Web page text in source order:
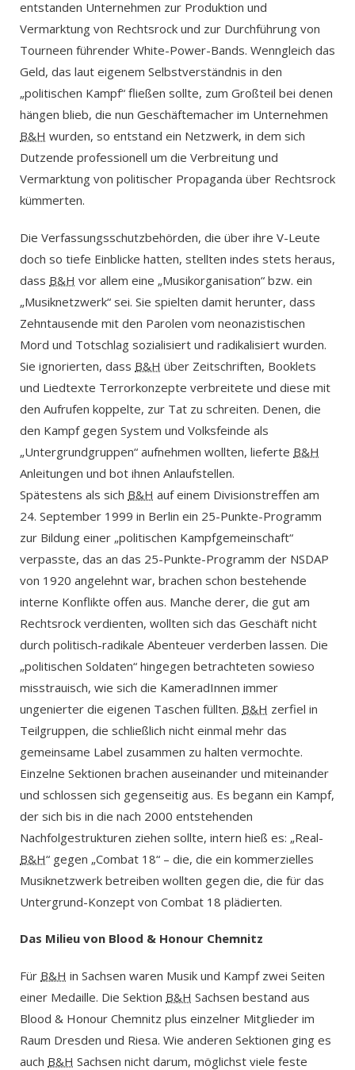
entstanden Unternehmen zur Produktion und
Vermarktung von Rechtsrock und zur Durchführung von
Tourneen führender White-Power-Bands. Wenngleich das
Geld, das laut eigenem Selbstverständnis in den
„politischen Kampf“ fließen sollte, zum Großteil bei denen
hängen blieb, die nun Geschäftemacher im Unternehmen
B&H wurden, so entstand ein Netzwerk, in dem sich
Dutzende professionell um die Verbreitung und
Vermarktung von politischer Propaganda über Rechtsrock
kümmerten.
Die Verfassungsschutzbehörden, die über ihre V-Leute
doch so tiefe Einblicke hatten, stellten indes stets heraus,
dass B&H vor allem eine „Musikorganisation“ bzw. ein
„Musiknetzwerk“ sei. Sie spielten damit herunter, dass
Zehntausende mit den Parolen vom neonazistischen
Mord und Totschlag sozialisiert und radikalisiert wurden.
Sie ignorierten, dass B&H über Zeitschriften, Booklets
und Liedtexte Terrorkonzepte verbreitete und diese mit
den Aufrufen koppelte, zur Tat zu schreiten. Denen, die
den Kampf gegen System und Volksfeinde als
„Untergrundgruppen“ aufnehmen wollten, lieferte B&H
Anleitungen und bot ihnen Anlaufstellen.
Spätestens als sich B&H auf einem Divisionstreffen am
24. September 1999 in Berlin ein 25-Punkte-Programm
zur Bildung einer „politischen Kampfgemeinschaft“
verpasste, das an das 25-Punkte-Programm der NSDAP
von 1920 angelehnt war, brachen schon bestehende
interne Konflikte offen aus. Manche derer, die gut am
Rechtsrock verdienten, wollten sich das Geschäft nicht
durch politisch-radikale Abenteuer verderben lassen. Die
„politischen Soldaten“ hingegen betrachteten sowieso
misstrauisch, wie sich die KameradInnen immer
ungenierter die eigenen Taschen füllten. B&H zerfiel in
Teilgruppen, die schließlich nicht einmal mehr das
gemeinsame Label zusammen zu halten vermochte.
Einzelne Sektionen brachen auseinander und miteinander
und schlossen sich gegenseitig aus. Es begann ein Kampf,
der sich bis in die nach 2000 entstehenden
Nachfolgestrukturen ziehen sollte, intern hieß es: „Real-
B&H“ gegen „Combat 18“ – die, die ein kommerzielles
Musiknetzwerk betreiben wollten gegen die, die für das
Untergrund-Konzept von Combat 18 plädierten.
Das Milieu von Blood & Honour Chemnitz
Für B&H in Sachsen waren Musik und Kampf zwei Seiten
einer Medaille. Die Sektion B&H Sachsen bestand aus
Blood & Honour Chemnitz plus einzelner Mitglieder im
Raum Dresden und Riesa. Wie anderen Sektionen ging es
auch B&H Sachsen nicht darum, möglichst viele feste